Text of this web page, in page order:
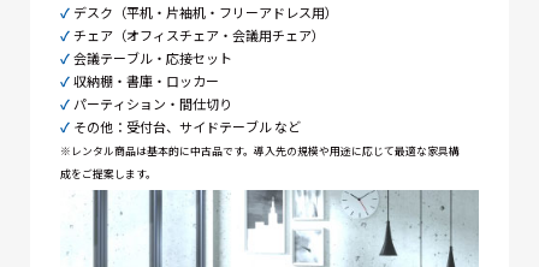
✓ デスク（平机・片袖机・フリーアドレス用）
✓チェア（オフィスチェア・会議用チェア）
✓会議テーブル・応接セット
✓収納棚・書庫・ロッカー
✓パーティション・間仕切り
✓ その他：受付台、サイドテーブル など
※レンタル商品は基本的に中古品です。導入先の規模や用途に応じて最適な家具構
成をご提案します。